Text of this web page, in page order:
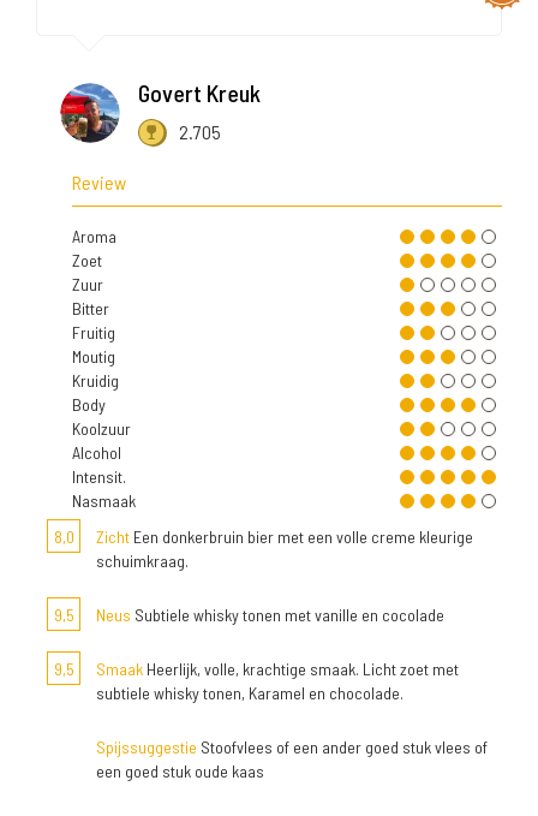
Govert Kreuk
2.705
Review
Aroma
Zoet
Zuur
Bitter
Fruitig
Moutig
Kruidig
Body
Koolzuur
Alcohol
Intensit.
Nasmaak
8,0
Zicht Een donkerbruin bier met een volle creme kleurige
schuimkraag.
9,5 Neus Subtiele whisky tonen met vanille en cocolade
9,5 Smaak Heerlijk, volle, krachtige smaak. Licht zoet met
subtiele whisky tonen, Karamel en chocolade.
Spijssuggestie Stoofvlees of een ander goed stuk vlees of
een goed stuk oude kaas